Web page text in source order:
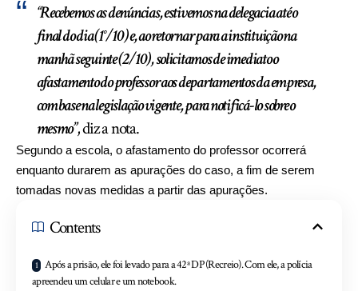
“Recebemos as denúncias, estivemos na delegacia até o
final do dia (1°/10) e, ao retornar para a instituição na
manhã seguinte (2/10), solicitamos de imediato o
afastamento do professor aos departamentos da empresa,
com base na legislação vigente, para notificá-lo sobre o
mesmo”, diz a nota.
Segundo a escola, o afastamento do professor ocorrerá
enquanto durarem as apurações do caso, a fim de serem
tomadas novas medidas a partir das apurações.
Contents
Após a prisão, ele foi levado para a 42ª DP (Recreio). Com ele, a polícia
apreendeu um celular e um notebook.